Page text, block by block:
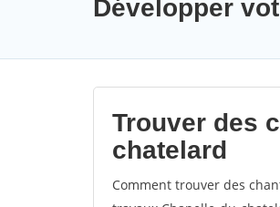
Développer
Trouver des
chatelard
Comment trouver des